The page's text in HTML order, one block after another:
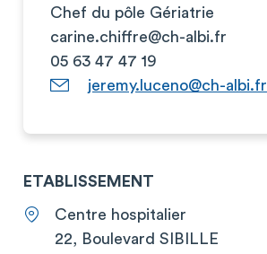
Chef du pôle Gériatrie
carine.chiffre@ch-albi.fr
05 63 47 47 19
jeremy.luceno@ch-albi.fr
ETABLISSEMENT
Centre hospitalier
22, Boulevard SIBILLE